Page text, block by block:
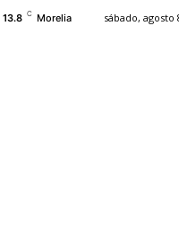
13.8 C Morelia sábado, agosto